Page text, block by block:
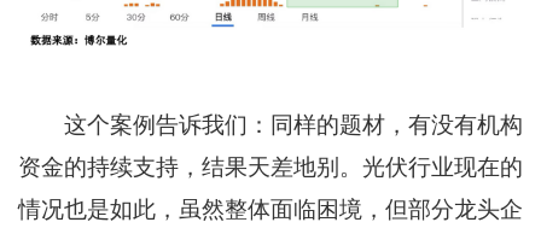
这个案例告诉我们：同样的题材，有没有机构
资金的持续支持，结果天差地别。光伏行业现在的
情况也是如此，虽然整体面临困境，但部分龙头企